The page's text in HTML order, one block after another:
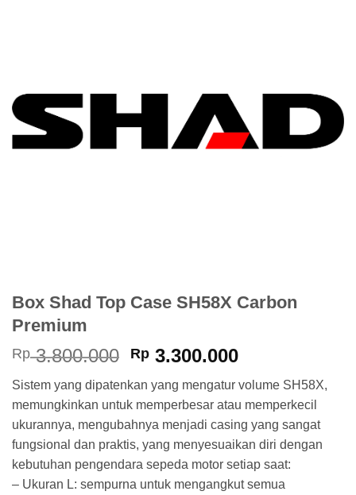
Box Shad Top Case SH58X Carbon
Premium
Rp3.800.000 Harga
adalah:
Rp 3.800.000.
Rp 3.300.000Harga
ini
adalah:
Rp
Sistem yang dipatenkan yang mengatur volume SH58X,
memungkinkan untuk memperbesar atau memperkecil
ukurannya, mengubahnya menjadi casing yang sangat
fungsional dan praktis, yang menyesuaikan diri dengan
kebutuhan pengendara sepeda motor setiap saat:
– Ukuran L: sempurna untuk mengangkut semua